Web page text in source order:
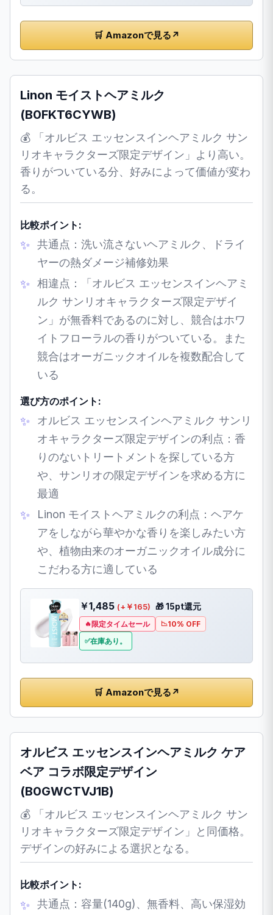
🛒 Amazonで見る ↗
Linon モイストヘアミルク
(B0FKT6CYWB)
💰 「オルビス エッセンスインヘアミルク サン
リオキャラクターズ限定デザイン」より高い。
香りがついている分、好みによって価値が変わ
る。
比較ポイント:
共通点：洗い流さないヘアミルク、ドライ
ヤーの熱ダメージ補修効果
相違点：「オルビス エッセンスインヘアミ
ルク サンリオキャラクターズ限定デザイ
ン」が無香料であるのに対し、競合はホワ
イトフローラルの香りがついている。また
競合はオーガニックオイルを複数配合して
いる
選び方のポイント:
オルビス エッセンスインヘアミルク サンリ
オキャラクターズ限定デザインの利点：香
りのないトリートメントを探している方
や、サンリオの限定デザインを求める方に
最適
Linon モイストヘアミルクの利点：ヘアケ
アをしながら華やかな香りを楽しみたい方
や、植物由来のオーガニックオイル成分に
こだわる方に適している
￥1,485 (+￥165) 🎁 15pt還元
限定タイムセール
10% OFF
在庫あり。
🛒 Amazonで見る ↗
オルビス エッセンスインヘアミルク ケア
ベア コラボ限定デザイン
(B0GWCTVJ1B)
💰 「オルビス エッセンスインヘアミルク サン
リオキャラクターズ限定デザイン」と同価格。
デザインの好みによる選択となる。
比較ポイント:
共通点：容量(140g)、無香料、高い保湿効